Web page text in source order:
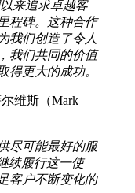
来追求卓越客
程碑。这种合作
我们创造了令人
我们共同的价值
得更大的成功。
维斯（Mark
尽可能最好的服
续履行这一使
客户不断变化的